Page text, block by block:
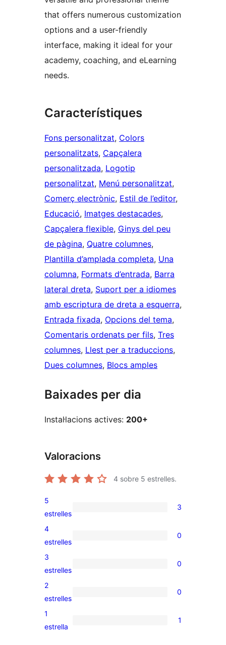
that offers numerous customization
options and a user-friendly
interface, making it ideal for your
academy, coaching, and eLearning
needs.
Característiques
Fons personalitzat, Colors
personalitzats, Capçalera
personalitzada, Logotip
personalitzat, Menú personalitzat
Comerç electrònic, Estil de l’editor
Educació, Imatges destacades
Capçalera flexible, Ginys del peu
de pàgina, Quatre columnes
Plantilla d’amplada completa, Una
columna, Formats d’entrada, Barra
lateral dreta, Suport per a idiomes
amb escriptura de dreta a esquerra
Entrada fixada, Opcions del tema
Comentaris ordenats per fils, Tres
columnes, Llest per a traduccions
Dues columnes, Blocs amples
Baixades per dia
Instal·lacions actives: 200+
Valoracions
4 sobre 5 estrelles.
3
valoracions
de
5
estrelles
3
0
valoracions
de
4
estrelles
0
0
valoracions
de
3
estrelles
0
0
valoracions
de
2
estrelles
0
1
1
estrella
1